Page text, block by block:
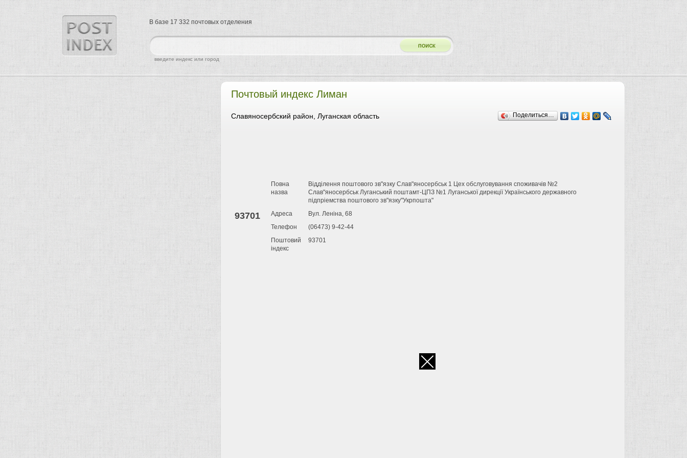
Почтовый индекс Лиман
Поделиться…
Славяносербский район, Луганская область
93701
Повна
назва
Відділення поштового зв"язку Слав"яносербськ 1 Цех обслуговування споживачів №2
Слав"яносербськ Луганський поштамт-ЦПЗ №1 Луганської дирекції Українського державного
підпріемства поштового зв"язку"Укрпошта"
Адреса
Вул. Леніна, 68
Телефон
(06473) 9-42-44
Поштовий
індекс
93701
найти
введите индекс или город
В базе 17 332 почтовых отделения